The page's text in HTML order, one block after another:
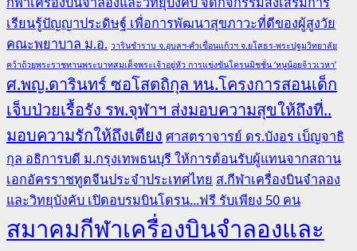
เรียนรู้ปัญญาประดิษฐ์ เพื่อการพัฒนาสุขภาวะที่ดีของผู้สูงวัย
คณะพยาบาล ม.อ. วารินชำราบ จ.อุบลฯ-คำเขื่อนแก้วฯ จ.ยโสธร-พระปฐมวิทยาลัย
คว้าถ้วยพระราชทานพระบาทสมเด็จพระเจ้าอยู่หัว การแข่งขันโดรนมิชชั่น ‘หนูน้อยจ้าวเวหา’
ศ.พญ.ดารินทร์ ซอโสตถิกุล หน.โครงการสอนเด็ก
เจ็บป่วยเรื้อรัง รพ.จุฬาฯ ส่งมอบความสุขให้ถึงที่..
มอบความรักให้ถึงเตียง ศาสตราจารย์ ดร.บังอร เบ็ญจาธิ
กุล อธิการบดี ม.กรุงเทพธนบุรี ให้การต้อนรับผู้แทนจากสถาน
เอกอัครราชทูตจีนประจำประเทศไทย ส.กีฬาเครื่องบินจำลอง
และวิทยุบังคับ เปิดอบรมบินโดรน...ฟรี รับเพียง 50 คน
สมาคมกีฬาเครื่องบินจำลองและ